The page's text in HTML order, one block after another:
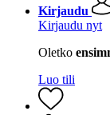
Kirjaudu
Kirjaudu nyt
Oletko
Luo tili